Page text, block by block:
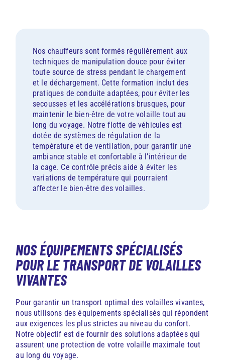
Nos chauffeurs sont formés régulièrement aux
techniques de manipulation douce pour éviter
toute source de stress pendant le chargement
et le déchargement. Cette formation inclut des
pratiques de conduite adaptées, pour éviter les
secousses et les accélérations brusques, pour
maintenir le bien-être de votre volaille tout au
long du voyage. Notre flotte de véhicules est
dotée de systèmes de régulation de la
température et de ventilation, pour garantir une
ambiance stable et confortable à l’intérieur de
la cage. Ce contrôle précis aide à éviter les
variations de température qui pourraient
affecter le bien-être des volailles.
NOS ÉQUIPEMENTS SPÉCIALISÉS
POUR LE TRANSPORT DE VOLAILLES
VIVANTES
Pour garantir un transport optimal des volailles vivantes,
nous utilisons des équipements spécialisés qui répondent
aux exigences les plus strictes au niveau du confort.
Notre objectif est de fournir des solutions adaptées qui
assurent une protection de votre volaille maximale tout
au long du voyage.